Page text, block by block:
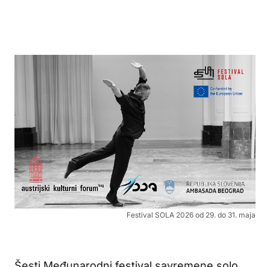
Festival SOLA 2026 od 29. do 31. maja